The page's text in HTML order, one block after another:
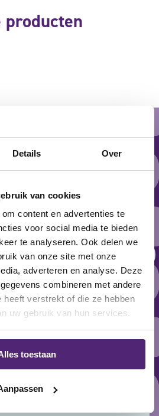
Details Over
van cookies
content en advertenties te
voor social media te bieden
te analyseren. Ook delen we
van onze site met onze
adverteren en analyse. Deze
combineren met andere
heeft verstrekt of die ze hebben
uw gebruik van hun services.
toestaan
Zwart 6 rollen
kleuren
bloedsomloop